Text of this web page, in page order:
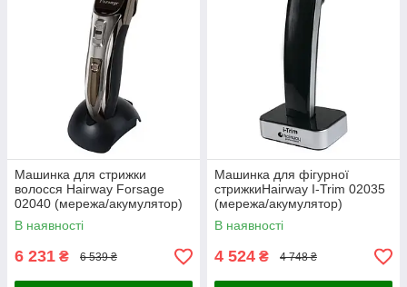
Машинка для стрижки
волосся Hairway Forsage
02040 (мережа/акумулятор)
В наявності
6 231 ₴ 6 539 ₴
Машинка для фігурної
стрижкиHairway I-Trim 02035
(мережа/акумулятор)
В наявності
4 524 ₴ 4 748 ₴